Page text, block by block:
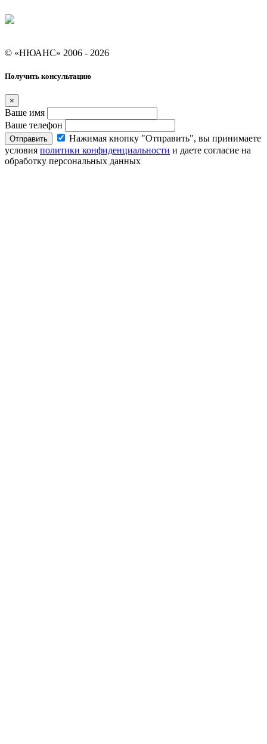
© «НЮАНС» 2006 - 2026
Получить консультацию
×
Ваше имя
Ваше телефон
Отправить
Нажимая кнопку "Отправить", вы принимаете
условия политики конфиденциальности и даете согласие на
обработку персональных данных